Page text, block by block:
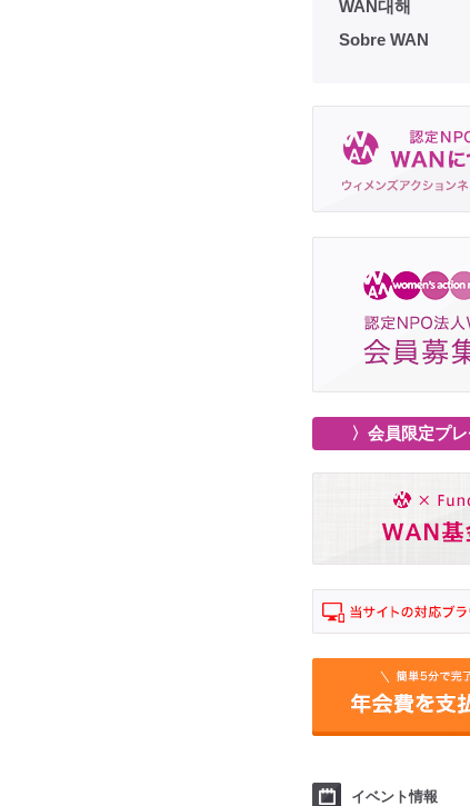
WAN대해
Sobre WAN
〉会員限定プレ
イベント情報